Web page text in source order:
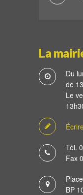
La
Du
de
Le
Tél.
Fax
BP